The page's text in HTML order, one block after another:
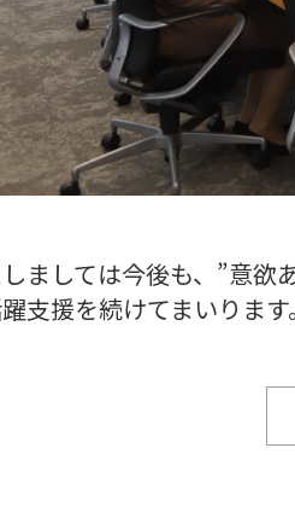
ましては今後も、”意欲
支援を続けてまいります。